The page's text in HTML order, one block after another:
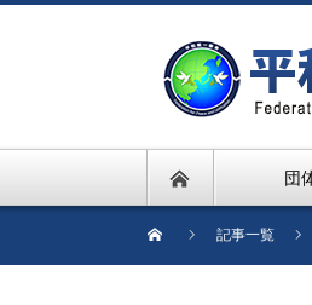
団
記事一覧